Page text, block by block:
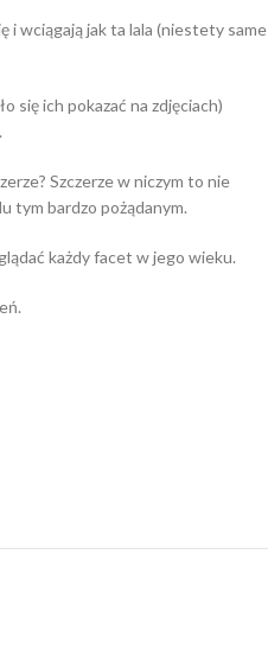
i wciągają jak ta lala (niestety same
się ich pokazać na zdjęciach)
Szczerze w niczym to nie
tym bardzo pożądanym.
każdy facet w jego wieku.